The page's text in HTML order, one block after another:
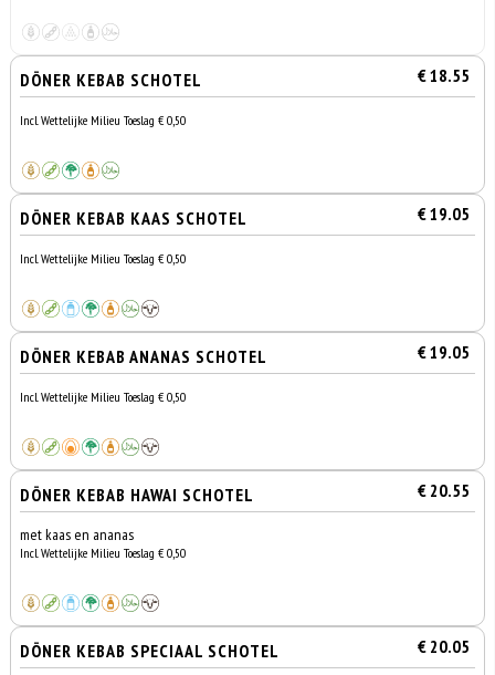
DÖNER KEBAB SCHOTEL € 18.55
Incl. Wettelijke Milieu Toeslag € 0,50
DÖNER KEBAB KAAS SCHOTEL € 19.05
Incl. Wettelijke Milieu Toeslag € 0,50
DÖNER KEBAB ANANAS SCHOTEL € 19.05
Incl. Wettelijke Milieu Toeslag € 0,50
DÖNER KEBAB HAWAI SCHOTEL € 20.55
met kaas en ananas
Incl. Wettelijke Milieu Toeslag € 0,50
DÖNER KEBAB SPECIAAL SCHOTEL € 20.05